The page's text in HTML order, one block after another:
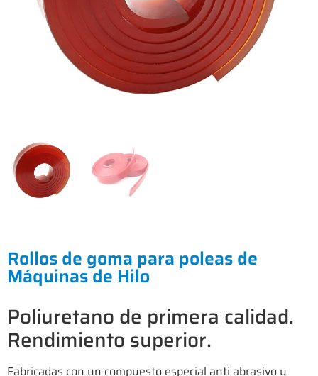
Rollos de goma para poleas de
Máquinas de Hilo
Poliuretano de primera calidad.
Rendimiento superior.
Fabricadas con un compuesto especial anti abrasivo y